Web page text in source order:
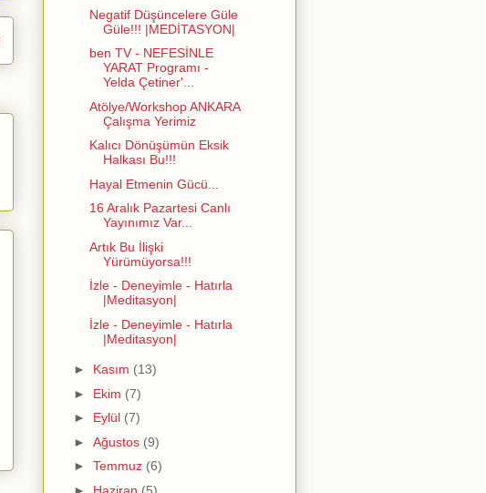
Negatif Düşüncelere Güle
Güle!!! |MEDİTASYON|
ben TV - NEFESİNLE
YARAT Programı -
Yelda Çetiner'...
Atölye/Workshop ANKARA
Çalışma Yerimiz
Kalıcı Dönüşümün Eksik
Halkası Bu!!!
Hayal Etmenin Gücü...
16 Aralık Pazartesi Canlı
Yayınımız Var...
Artık Bu İlişki
Yürümüyorsa!!!
İzle - Deneyimle - Hatırla
|Meditasyon|
İzle - Deneyimle - Hatırla
|Meditasyon|
► Kasım (13)
► Ekim (7)
► Eylül (7)
► Ağustos (9)
► Temmuz (6)